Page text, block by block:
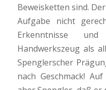
Beweisketten sind.
Aufgabe nicht
Erkenntnisse
Handwerkszeug als
Spenglerscher
nach Geschmack!